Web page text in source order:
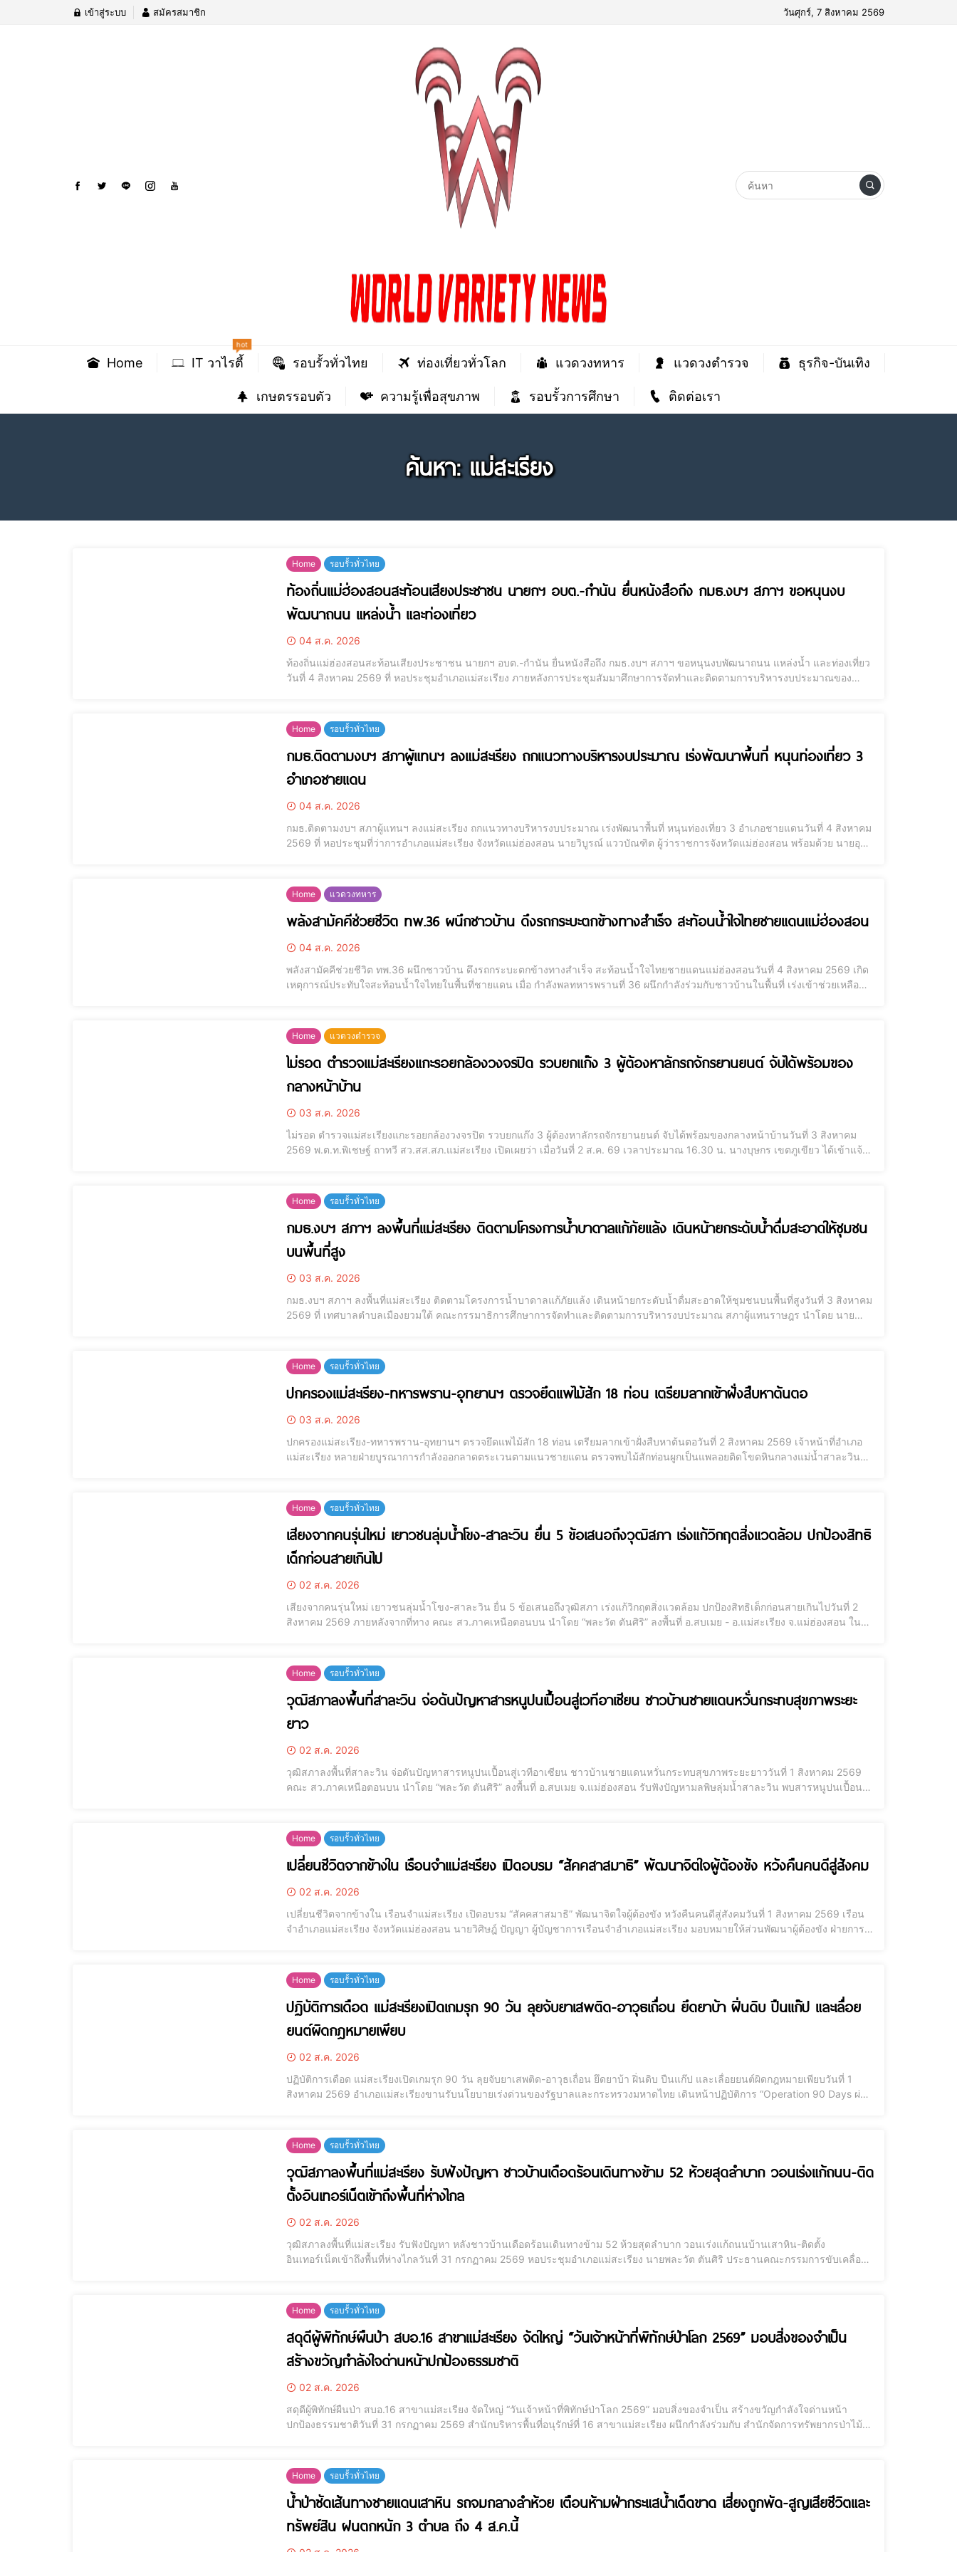
เข้าสู่ระบบ สมัครสมาชิก วันศุกร์, 7 สิงหาคม 2569
Home IT วาไรตี้
hot
รอบรั้วทั่วไทย ท่องเที่ยวทั่วโลก แวดวงทหาร แวดวงตำรวจ ธุรกิจ-บันเทิง
เกษตรรอบตัว ความรู้เพื่อสุขภาพ รอบรั้วการศึกษา ติดต่อเรา
ค้นหา: แม่สะเรียง
Home รอบรั้วทั่วไทย
ท้องถิ่นแม่ฮ่องสอนสะท้อนเสียงประชาชน นายกฯ อบต.-กำนัน ยื่นหนังสือถึง กมธ.งบฯ สภาฯ ขอหนุนงบ
พัฒนาถนน แหล่งน้ำ และท่องเที่ยว
04 ส.ค. 2026
ท้องถิ่นแม่ฮ่องสอนสะท้อนเสียงประชาชน นายกฯ อบต.-กำนัน ยื่นหนังสือถึง กมธ.งบฯ สภาฯ ขอหนุนงบพัฒนาถนน แหล่งน้ำ และท่องเที่ยว
วันที่ 4 สิงหาคม 2569 ที่ หอประชุมอำเภอแม่สะเรียง ภายหลังการประชุมสัมมาศึกษาการจัดทำและติดตามการบริหารงบประมาณของ
Home รอบรั้วทั่วไทย
กมธ.ติดตามงบฯ สภาผู้แทนฯ ลงแม่สะเรียง ถกแนวทางบริหารงบประมาณ เร่งพัฒนาพื้นที่ หนุนท่องเที่ยว 3
อำเภอชายแดน
04 ส.ค. 2026
กมธ.ติดตามงบฯ สภาผู้แทนฯ ลงแม่สะเรียง ถกแนวทางบริหารงบประมาณ เร่งพัฒนาพื้นที่ หนุนท่องเที่ยว 3 อำเภอชายแดนวันที่ 4 สิงหาคม
2569 ที่ หอประชุมที่ว่าการอำเภอแม่สะเรียง จังหวัดแม่ฮ่องสอน นายวิบูรณ์ แววบัณฑิต ผู้ว่าราชการจังหวัดแม่ฮ่องสอน พร้อมด้วย นายอุดม
Home แวดวงทหาร
พลังสามัคคีช่วยชีวิต ทพ.36 ผนึกชาวบ้าน ดึงรถกระบะตกข้างทางสำเร็จ สะท้อนน้ำใจไทยชายแดนแม่ฮ่องสอน
04 ส.ค. 2026
พลังสามัคคีช่วยชีวิต ทพ.36 ผนึกชาวบ้าน ดึงรถกระบะตกข้างทางสำเร็จ สะท้อนน้ำใจไทยชายแดนแม่ฮ่องสอนวันที่ 4 สิงหาคม 2569 เกิด
เหตุการณ์ประทับใจสะท้อนน้ำใจไทยในพื้นที่ชายแดน เมื่อ กำลังพลทหารพรานที่ 36 ผนึกกำลังร่วมกับชาวบ้านในพื้นที่ เร่งเข้าช่วยเหลือ
Home แวดวงตำรวจ
ไม่รอด ตำรวจแม่สะเรียงแกะรอยกล้องวงจรปิด รวบยกแก๊ง 3 ผู้ต้องหาลักรถจักรยานยนต์ จับได้พร้อมของ
กลางหน้าบ้าน
03 ส.ค. 2026
ไม่รอด ตำรวจแม่สะเรียงแกะรอยกล้องวงจรปิด รวบยกแก๊ง 3 ผู้ต้องหาลักรถจักรยานยนต์ จับได้พร้อมของกลางหน้าบ้านวันที่ 3 สิงหาคม
2569 พ.ต.ท.พิเชษฐ์ ถาทวี สว.สส.สภ.แม่สะเรียง เปิดเผยว่า เมื่อวันที่ 2 ส.ค. 69 เวลาประมาณ 16.30 น. นางบุษกร เขตภูเขียว ได้เข้าแจ้ง
Home รอบรั้วทั่วไทย
กมธ.งบฯ สภาฯ ลงพื้นที่แม่สะเรียง ติดตามโครงการน้ำบาดาลแก้ภัยแล้ง เดินหน้ายกระดับน้ำดื่มสะอาดให้ชุมชน
บนพื้นที่สูง
03 ส.ค. 2026
กมธ.งบฯ สภาฯ ลงพื้นที่แม่สะเรียง ติดตามโครงการน้ำบาดาลแก้ภัยแล้ง เดินหน้ายกระดับน้ำดื่มสะอาดให้ชุมชนบนพื้นที่สูงวันที่ 3 สิงหาคม
2569 ที่ เทศบาลตำบลเมืองยวมใต้ คณะกรรมาธิการศึกษาการจัดทำและติดตามการบริหารงบประมาณ สภาผู้แทนราษฎร นำโดย นาย
Home รอบรั้วทั่วไทย
ปกครองแม่สะเรียง-ทหารพราน-อุทยานฯ ตรวจยึดแพไม้สัก 18 ท่อน เตรียมลากเข้าฝั่งสืบหาต้นตอ
03 ส.ค. 2026
ปกครองแม่สะเรียง-ทหารพราน-อุทยานฯ ตรวจยึดแพไม้สัก 18 ท่อน เตรียมลากเข้าฝั่งสืบหาต้นตอวันที่ 2 สิงหาคม 2569 เจ้าหน้าที่อำเภอ
แม่สะเรียง หลายฝ่ายบูรณาการกำลังออกลาดตระเวนตามแนวชายแดน ตรวจพบไม้สักท่อนผูกเป็นแพลอยติดโขดหินกลางแม่น้ำสาละวิน
Home รอบรั้วทั่วไทย
เสียงจากคนรุ่นใหม่ เยาวชนลุ่มน้ำโขง-สาละวิน ยื่น 5 ข้อเสนอถึงวุฒิสภา เร่งแก้วิกฤตสิ่งแวดล้อม ปกป้องสิทธิ
เด็กก่อนสายเกินไป
02 ส.ค. 2026
เสียงจากคนรุ่นใหม่ เยาวชนลุ่มน้ำโขง-สาละวิน ยื่น 5 ข้อเสนอถึงวุฒิสภา เร่งแก้วิกฤตสิ่งแวดล้อม ปกป้องสิทธิเด็กก่อนสายเกินไปวันที่ 2
สิงหาคม 2569 ภายหลังจากที่ทาง คณะ สว.ภาคเหนือตอนบน นำโดย “พละวัต ตันศิริ” ลงพื้นที่ อ.สบเมย - อ.แม่สะเรียง จ.แม่ฮ่องสอน ใน
Home รอบรั้วทั่วไทย
วุฒิสภาลงพื้นที่สาละวิน จ่อดันปัญหาสารหนูปนเปื้อนสู่เวทีอาเซียน ชาวบ้านชายแดนหวั่นกระทบสุขภาพระยะ
ยาว
02 ส.ค. 2026
วุฒิสภาลงพื้นที่สาละวิน จ่อดันปัญหาสารหนูปนเปื้อนสู่เวทีอาเซียน ชาวบ้านชายแดนหวั่นกระทบสุขภาพระยะยาววันที่ 1 สิงหาคม 2569
คณะ สว.ภาคเหนือตอนบน นำโดย “พละวัต ตันศิริ” ลงพื้นที่ อ.สบเมย จ.แม่ฮ่องสอน รับฟังปัญหามลพิษลุ่มน้ำสาละวิน พบสารหนูปนเปื้อน
Home รอบรั้วทั่วไทย
เปลี่ยนชีวิตจากข้างใน เรือนจำแม่สะเรียง เปิดอบรม “สัคคสาสมาธิ” พัฒนาจิตใจผู้ต้องขัง หวังคืนคนดีสู่สังคม
02 ส.ค. 2026
เปลี่ยนชีวิตจากข้างใน เรือนจำแม่สะเรียง เปิดอบรม “สัคคสาสมาธิ” พัฒนาจิตใจผู้ต้องขัง หวังคืนคนดีสู่สังคมวันที่ 1 สิงหาคม 2569 เรือน
จำอำเภอแม่สะเรียง จังหวัดแม่ฮ่องสอน นายวิศิษฎ์ ปัญญา ผู้บัญชาการเรือนจำอำเภอแม่สะเรียง มอบหมายให้ส่วนพัฒนาผู้ต้องขัง ฝ่ายการ
Home รอบรั้วทั่วไทย
ปฏิบัติการเดือด แม่สะเรียงเปิดเกมรุก 90 วัน ลุยจับยาเสพติด-อาวุธเถื่อน ยึดยาบ้า ฝิ่นดิบ ปืนแก๊ป และเลื่อย
ยนต์ผิดกฎหมายเพียบ
02 ส.ค. 2026
ปฏิบัติการเดือด แม่สะเรียงเปิดเกมรุก 90 วัน ลุยจับยาเสพติด-อาวุธเถื่อน ยึดยาบ้า ฝิ่นดิบ ปืนแก๊ป และเลื่อยยนต์ผิดกฎหมายเพียบวันที่ 1
สิงหาคม 2569 อำเภอแม่สะเรียงขานรับนโยบายเร่งด่วนของรัฐบาลและกระทรวงมหาดไทย เดินหน้าปฏิบัติการ “Operation 90 Days ผ่า
Home รอบรั้วทั่วไทย
วุฒิสภาลงพื้นที่แม่สะเรียง รับฟังปัญหา ชาวบ้านเดือดร้อนเดินทางข้าม 52 ห้วยสุดลำบาก วอนเร่งแก้ถนน-ติด
ตั้งอินเทอร์เน็ตเข้าถึงพื้นที่ห่างไกล
02 ส.ค. 2026
วุฒิสภาลงพื้นที่แม่สะเรียง รับฟังปัญหา หลังชาวบ้านเดือดร้อนเดินทางข้าม 52 ห้วยสุดลำบาก วอนเร่งแก้ถนนบ้านเสาหิน-ติดตั้ง
อินเทอร์เน็ตเข้าถึงพื้นที่ห่างไกลวันที่ 31 กรกฏาคม 2569 หอประชุมอำเภอแม่สะเรียง นายพละวัต ตันศิริ ประธานคณะกรรมการขับเคลื่อน
Home รอบรั้วทั่วไทย
สดุดีผู้พิทักษ์ผืนป่า สบอ.16 สาขาแม่สะเรียง จัดใหญ่ “วันเจ้าหน้าที่พิทักษ์ป่าโลก 2569” มอบสิ่งของจำเป็น
สร้างขวัญกำลังใจด่านหน้าปกป้องธรรมชาติ
02 ส.ค. 2026
สดุดีผู้พิทักษ์ผืนป่า สบอ.16 สาขาแม่สะเรียง จัดใหญ่ “วันเจ้าหน้าที่พิทักษ์ป่าโลก 2569” มอบสิ่งของจำเป็น สร้างขวัญกำลังใจด่านหน้า
ปกป้องธรรมชาติวันที่ 31 กรกฏาคม 2569 สำนักบริหารพื้นที่อนุรักษ์ที่ 16 สาขาแม่สะเรียง ผนึกกำลังร่วมกับ สำนักจัดการทรัพยากรป่าไม้ที่
Home รอบรั้วทั่วไทย
น้ำป่าซัดเส้นทางชายแดนเสาหิน รถจมกลางลำห้วย เตือนห้ามฝ่ากระแสน้ำเด็ดขาด เสี่ยงถูกพัด-สูญเสียชีวิตและ
ทรัพย์สิน ฝนตกหนัก 3 ตำบล ถึง 4 ส.ค.นี้